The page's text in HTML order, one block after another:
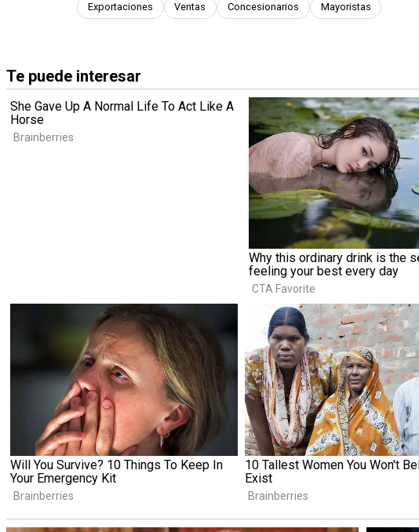
Exportaciones Ventas Concesionarios Mayoristas